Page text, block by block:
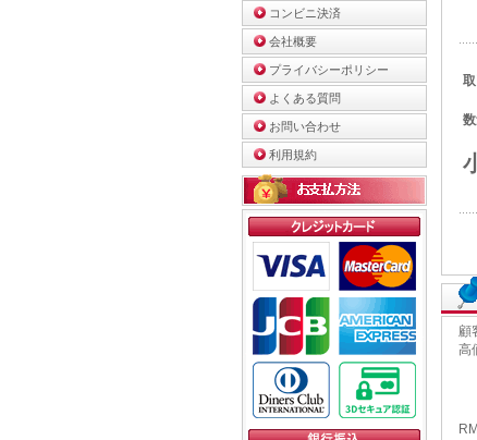
コンビニ決済
会社概要
プライバシーポリシー
よくある質問
お問い合わせ
利用規約
顧
高